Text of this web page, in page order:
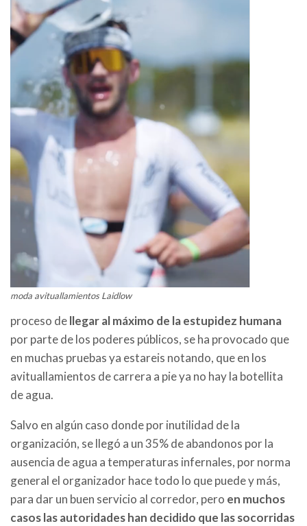
moda avituallamientos Laidlow
proceso dellegar al máximo de la estupidez humana
por parte de los poderes públicos, se ha provocado que
en muchas pruebas ya estareis notando, que en los
avituallamientos de carrera a pie ya no hay la botellita
de agua.
Salvo en algún caso donde por inutilidad de la
organización, se llegó a un 35% de abandonos por la
ausencia de agua a temperaturas infernales, por norma
general el organizador hace todo lo que puede y más,
para dar un buen servicio al corredor, pero en muchos
casoslas autoridades han decidido que las socorridas